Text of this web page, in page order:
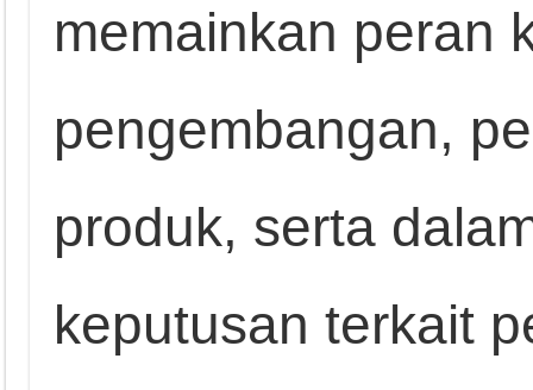
memainkan peran
pengembangan,
produk, serta
keputusan terkait